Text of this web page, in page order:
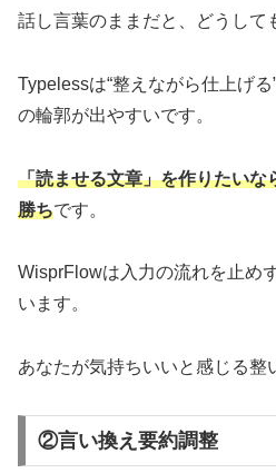
話し言葉のままだと、どうして
Typelessは“整えながら仕上げ
の輪郭が出やすいです。
「読ませる文章」を作りたいな
勝ちです。
WisprFlowは入力の流れを止め
います。
あなたが気持ちいいと感じる整
②言い換え要約調整